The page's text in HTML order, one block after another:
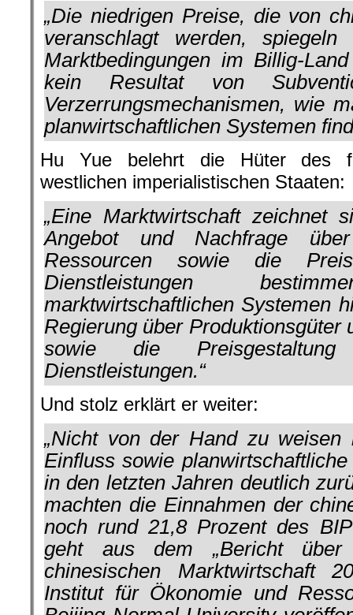
„Die niedrigen Preise, die von
veranschlagt werden,
Marktbedingungen im Billig-
kein Resultat von
Verzerrungsmechanismen, wie
planwirtschaftlichen Systemen
Hu Yue belehrt die Hüter des
westlichen imperialistischen Staaten:
„Eine Marktwirtschaft zeichnet
Angebot und Nachfrage
Ressourcen sowie die
Dienstleistungen
marktwirtschaftlichen Systemen
Regierung über Produktionsgüter
sowie die
Dienstleistungen.“
Und stolz erklärt er weiter:
„Nicht von der Hand zu
Einfluss sowie
in den letzten Jahren deutlich
machten die Einnahmen der
noch rund 21,8 Prozent des
geht aus dem „Bericht
chinesischen Marktwirtschaft
Institut für Ökonomie und